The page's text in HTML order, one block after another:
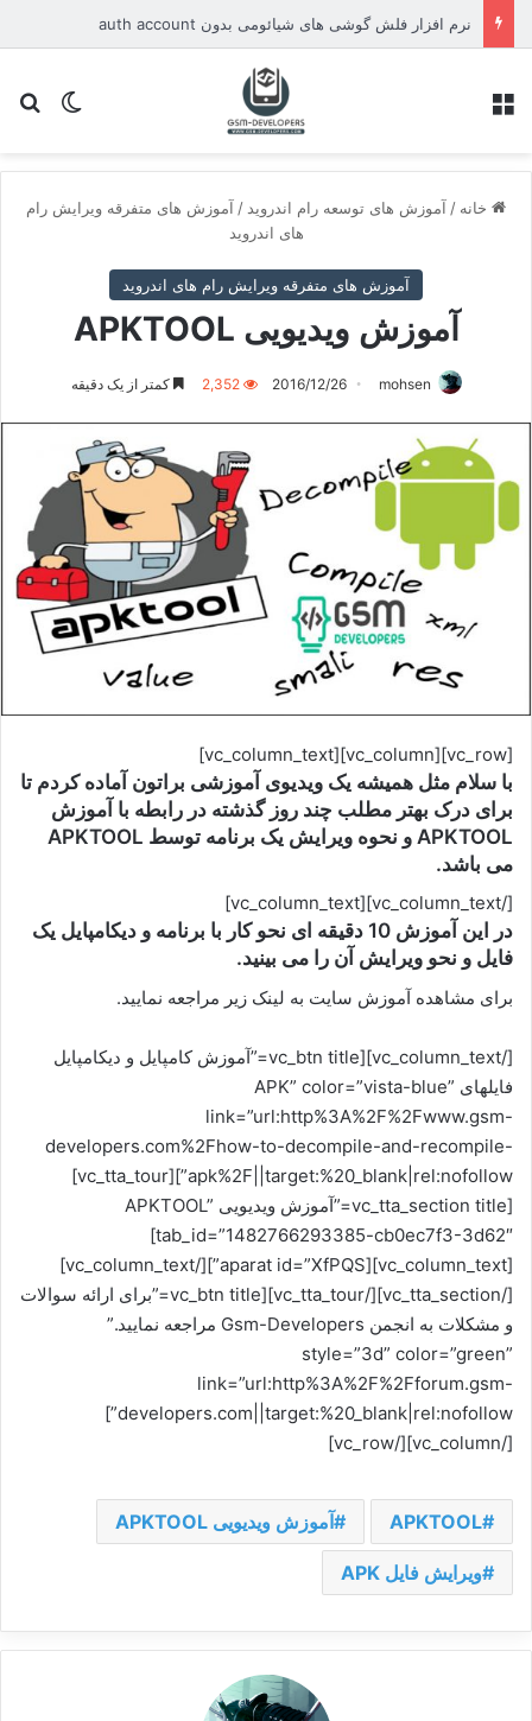
نرم افزار فلش گوشی های شیائومی بدون auth account
تغییر
خانه / آموزش های توسعه رام اندروید / آموزش های متفرقه ویرایش رام
های اندروید
آموزش های متفرقه ویرایش رام های اندروید
آموزش ویدیویی APKTOOL
mohsen
2016/12/26
2,352 کمتر از یک دقیقه
[vc_row][vc_column][vc_column_text]
با سلام مثل همیشه یک ویدیوی آموزشی براتون آماده کردم تا
برای درک بهتر مطلب چند روز گذشته در رابطه با آموزش
APKTOOL و نحوه ویرایش یک برنامه توسط APKTOOL
می باشد.
[/vc_column_text][vc_column_text]
در این آموزش 10 دقیقه ای نحو کار با برنامه و دیکامپایل یک
فایل و نحو ویرایش آن را می بینید.
برای مشاهده آموزش سایت به لینک زیر مراجعه نمایید.
[/vc_column_text][vc_btn title=”آموزش کامپایل و دیکامپایل
فایلهای APK” color=”vista-blue”
link=”url:http%3A%2F%2Fwww.gsm-
developers.com%2Fhow-to-decompile-and-recompile-
apk%2F||target:%20_blank|rel:nofollow”][vc_tta_tour]
[vc_tta_section title=”آموزش ویدیویی APKTOOL”
tab_id=”1482766293385-cb0ec7f3-3d62″]
[vc_column_text][aparat id=”XfPQS”][/vc_column_text]
[/vc_tta_section][/vc_tta_tour][vc_btn title=”برای ارائه سوالات
و مشکلات به انجمن Gsm-Developers مراجعه نمایید.”
style=”3d” color=”green”
link=”url:http%3A%2F%2Fforum.gsm-
developers.com||target:%20_blank|rel:nofollow”]
[/vc_column][/vc_row]
APKTOOL آموزش ویدیویی APKTOOL
ویرایش فایل APK